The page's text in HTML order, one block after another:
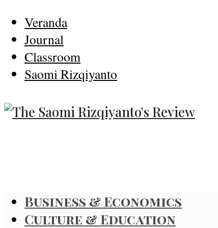
Veranda
Journal
Classroom
Saomi Rizqiyanto
Business & Economics
Culture & Education